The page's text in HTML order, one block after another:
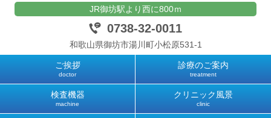
JR御坊駅より西に800ｍ
0738-32-0011
和歌山県御坊市湯川町小松原531-1
ご挨拶
doctor
診療のご案内
treatment
検査機器
machine
クリニック風景
clinic